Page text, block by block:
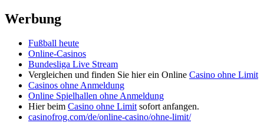
Werbung
Fußball heute
Online-Casinos
Bundesliga Live Stream
Vergleichen und finden Sie hier ein Online Casino ohne Limit
Casinos ohne Anmeldung
Online Spielhallen ohne Anmeldung
Hier beim Casino ohne Limitsofort anfangen.
casinofrog.com/de/online-casino/ohne-limit/